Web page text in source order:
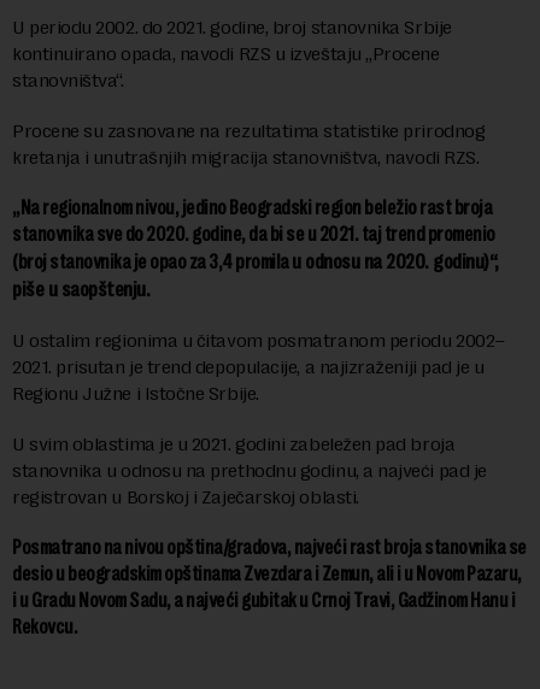
U periodu 2002. do 2021. godine, broj stanovnika Srbije
kontinuirano opada, navodi RZS u izveštaju „Procene
stanovništva“.
Procene su zasnovane na rezultatima statistike prirodnog
kretanja i unutrašnjih migracija stanovništva, navodi RZS.
„Na regionalnom nivou, jedino Beogradski region beležio rast broja
stanovnika sve do 2020. godine, da bi se u 2021. taj trend promenio
(broj stanovnika je opao za 3,4 promilau odnosu na 2020. godinu)“,
piše u saopštenju.
U ostalim regionima u čitavom posmatranom periodu 2002–
2021. prisutan je trend depopulacije, a najizraženiji pad je u
Regionu Južne i Istočne Srbije.
U svim oblastima je u 2021. godini zabeležen pad broja
stanovnika u odnosu na prethodnu godinu, a najveći pad je
registrovan u Borskoj i Zaječarskoj oblasti.
Posmatrano na nivou opština/gradova, najveći rast broja stanovnika se
desio u beogradskim opštinama Zvezdara i Zemun, ali i u Novom Pazaru,
i u Gradu Novom Sadu, a najveći gubitak u Crnoj Travi, Gadžinom Hanu i
Rekovcu.